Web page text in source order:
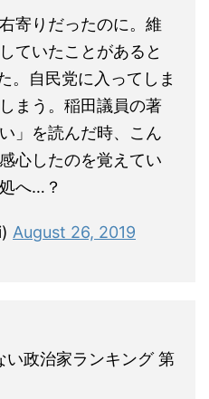
寄りだったのに。維
ていたことがあると
。自民党に入ってしま
まう。稲田議員の著
」を読んだ時、こん
心したのを覚えてい
へ…？
August 26, 2019
政治家ランキング 第